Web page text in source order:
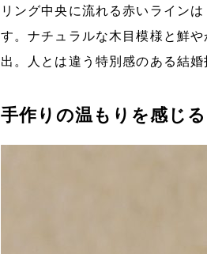
リング中央に流れる赤いライン
す。ナチュラルな木目模様と鮮
出。人とは違う特別感のある結
手作りの温もりを感じ